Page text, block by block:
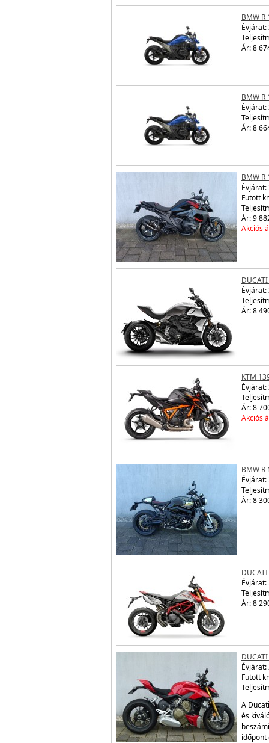
BMW R
Évjárat:
Ár: 8
BMW R
Évjárat:
Ár: 8
BMW R
Évjárat:
Futott
Ár: 9
Akciós
Évjárat:
Ár: 8
KTM
Évjárat:
Ár: 8
Akciós
BMW R
Évjárat:
Ár: 8
Évjárat:
Ár: 8
DUCATI
Évjárat:
Futott
A
és
időpont